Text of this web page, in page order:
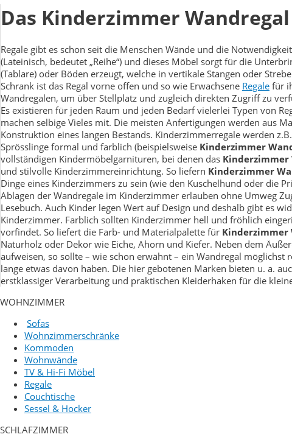
Das Kinderzimmer
Regale gibt es schon seit die Menschen Wände und die
(Lateinisch, bedeutet „Reihe“) und dieses Möbel sorgt für die
(Tablare) oder Böden erzeugt, welche in vertikale Stangen oder
Schrank ist das Regal vorne offen und so wie Erwachsene Regale für
Wandregalen, um über Stellplatz und zugleich direkten Zugriff zu
Es existieren für jeden Raum und jeden Bedarf vielerlei Typen von
machen selbige Vieles mit. Die meisten Anfertigungen werden aus
Konstruktion eines langen Bestands. Kinderzimmerregale werden
Sprösslinge formal und farblich (beispielsweise Kinderzimmer
vollständigen Kindermöbelgarnituren, bei denen das Kinderzimmer
und stilvolle Kinderzimmereinrichtung. So liefern Kinderzimmer
Dinge eines Kinderzimmers zu sein (wie den Kuschelhund oder die
Ablagen der Wandregale im Kinderzimmer erlauben ohne Umweg
Lesebuch. Auch Kinder legen Wert auf Design und deshalb gibt es
Kinderzimmer. Farblich sollten Kinderzimmer hell und fröhlich
vorfindet. So liefert die Farb- und Materialpalette für Kinderzimmer
Naturholz oder Dekor wie Eiche, Ahorn und Kiefer. Neben dem
aufweisen, so sollte – wie schon erwähnt – ein Wandregal möglichst
lange etwas davon haben. Die hier gebotenen Marken bieten u. a.
erstklassiger Verarbeitung und praktischen Kleiderhaken für die
WOHNZIMMER
Sofas
Wohnzimmerschränke
Kommoden
Wohnwände
TV & Hi-Fi Möbel
Regale
Couchtische
Sessel & Hocker
SCHLAFZIMMER